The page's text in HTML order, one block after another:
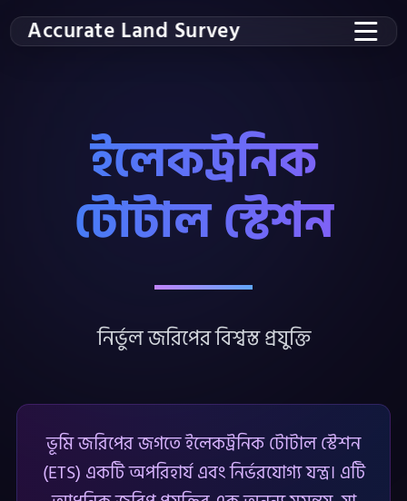
Accurate Land Survey
ইলেকট্রনিক
টোটাল স্টেশন
নির্ভুল জরিপের বিশ্বস্ত প্রযুক্তি
ভূমি জরিপের জগতে ইলেকট্রনিক টোটাল স্টেশন
(ETS) একটি অপরিহার্য এবং নির্ভরযোগ্য যন্ত্র। এটি